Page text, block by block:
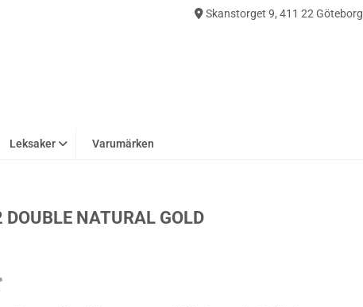
Skanstorget 9, 411 22 Göteborg
Leksaker Varumärken
NATURAL GOLD